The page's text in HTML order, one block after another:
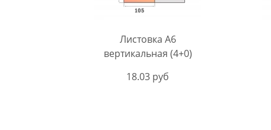
Листовка A6
вертикальная (4+0)
18.03 руб